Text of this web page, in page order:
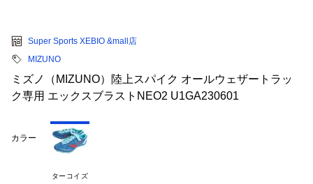
Super Sports XEBIO &mall店
MIZUNO
ミズノ（MIZUNO）陸上スパイク オールウェザートラッ
ク専用 エックスブラストNEO2 U1GA230601
カラー
ターコイズ